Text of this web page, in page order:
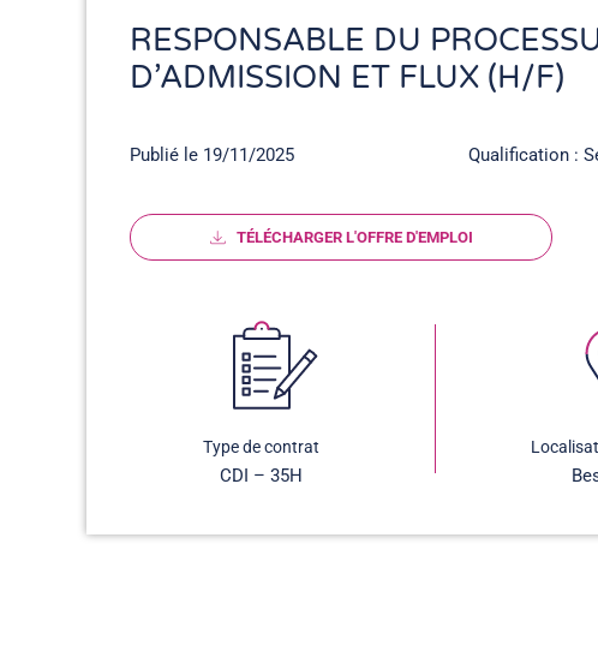
RESPONSABLE DU
D’ADMISSION ET FLUX (H/F)
Publié le 19/11/2025 Qualification :
TÉLÉCHARGER L'OFFRE D'EMPLOI
Type de contrat
CDI – 35H